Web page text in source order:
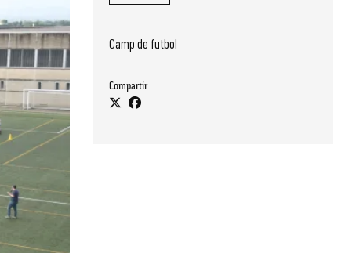
Camp de futbol
Compartir